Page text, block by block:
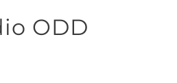
ODD